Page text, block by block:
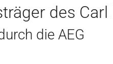
des
die AEG